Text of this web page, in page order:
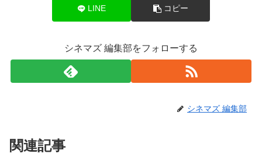
LINE コピー
シネマズ 編集部をフォローする
シネマズ 編集部
関連記事